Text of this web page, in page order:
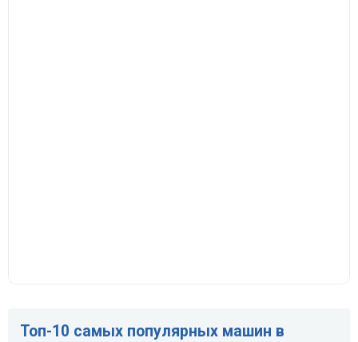
Топ-10 самых популярных машин в